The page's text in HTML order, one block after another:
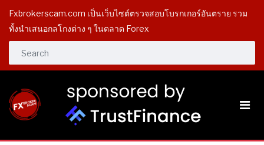
Fxbrokerscam.com เป็นเว็บไซต์ตรวจสอบโบรกเกอร์อันตราย รวม
ทั้งนำเสนอกลโกงต่าง ๆ ในตลาด Forex